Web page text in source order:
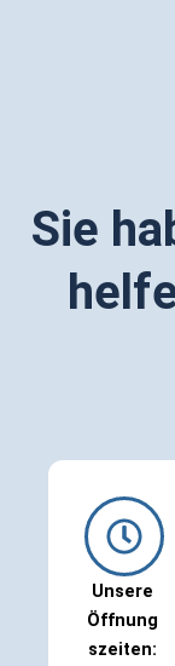
Sie
Unsere
Öffnung
s­zeiten: